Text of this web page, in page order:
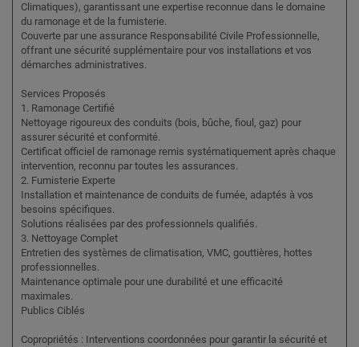
Climatiques), garantissant une expertise reconnue dans le domaine
du ramonage et de la fumisterie.
Couverte par une assurance Responsabilité Civile Professionnelle,
offrant une sécurité supplémentaire pour vos installations et vos
démarches administratives.
Services Proposés
1. Ramonage Certifié
Nettoyage rigoureux des conduits (bois, bûche, fioul, gaz) pour
assurer sécurité et conformité.
Certificat officiel de ramonage remis systématiquement après chaque
intervention, reconnu par toutes les assurances.
2. Fumisterie Experte
Installation et maintenance de conduits de fumée, adaptés à vos
besoins spécifiques.
Solutions réalisées par des professionnels qualifiés.
3. Nettoyage Complet
Entretien des systèmes de climatisation, VMC, gouttières, hottes
professionnelles.
Maintenance optimale pour une durabilité et une efficacité
maximales.
Publics Ciblés
Copropriétés : Interventions coordonnées pour garantir la sécurité et